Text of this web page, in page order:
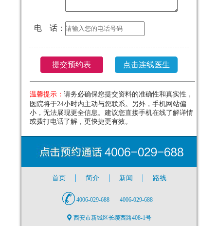
电 话：
温馨提示： 请务必确保您提交资料的准确性和真实性，
医院将于24小时内主动与您联系。另外，手机网站偏
小，无法展现更全信息。建议您直接手机在线了解详情
或拨打电话了解，更快捷更有效。
首页 简介 新闻 路线
4006-029-688 4006-029-688
西安市新城区长缨西路408-1号